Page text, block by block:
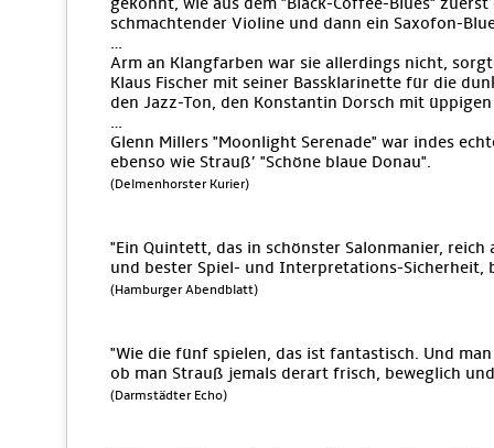
schmachtender Violine und dann ein Saxofon-
…
Arm an Klangfarben war sie allerdings nicht,
Klaus Fischer mit seiner Bassklarinette für die
den Jazz-Ton, den Konstantin Dorsch mit
…
Glenn Millers "Moonlight Serenade" war indes
ebenso wie Strauß’ "Schöne blaue Donau".
(Delmenhorster Kurier)
"Ein Quintett, das in schönster Salonmanier, reich
und bester Spiel- und Interpretations-Sicherheit,
(Hamburger Abendblatt)
"Wie die fünf spielen, das ist fantastisch. Und
ob man Strauß jemals derart frisch, beweglich
(Darmstädter Echo)